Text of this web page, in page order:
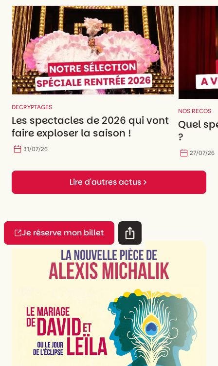
DECRYPTAGES
Les spectacles de 2026 qui vont
faire exploser la saison !
31/07/26
NOS RECOS
Quel
?
27/07/26
Lire d'autres actus
Je réserve mon billet